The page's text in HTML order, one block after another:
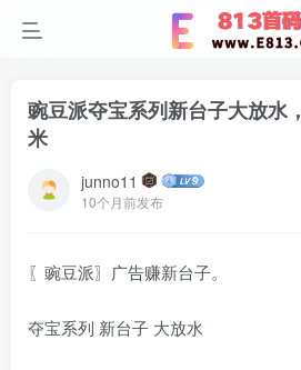
豌豆派夺宝系列新台子大放水
米
junno11
10个月前发布
〖豌豆派〗广告赚新台子。
夺宝系列 新台子 大放水